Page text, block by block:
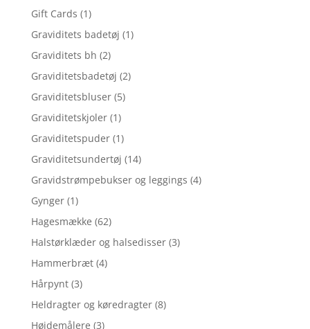
Gift Cards (1)
Graviditets badetøj (1)
Graviditets bh (2)
Graviditetsbadetøj (2)
Graviditetsbluser (5)
Graviditetskjoler (1)
Graviditetspuder (1)
Graviditetsundertøj (14)
Gravidstrømpebukser og leggings (4)
Gynger (1)
Hagesmække (62)
Halstørklæder og halsedisser (3)
Hammerbræt (4)
Hårpynt (3)
Heldragter og køredragter (8)
Højdemålere (3)